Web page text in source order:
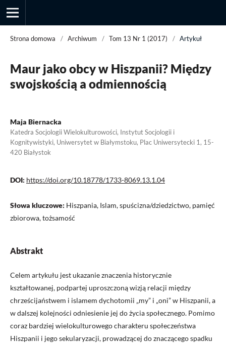
Przegląd Socjologii Jakościowej
Strona domowa / Archiwum / Tom 13 Nr 1 (2017) / Artykuł
Maur jako obcy w Hiszpanii? Między
swojskością a odmiennością
Maja Biernacka
Katedra Socjologii Wielokulturowości, Instytut Socjologii i
Kognitywistyki, Uniwersytet w Białymstoku, Plac Uniwersytecki 1, 15-
420 Białystok
DOI: https://doi.org/10.18778/1733-8069.13.1.04
Słowa kluczowe: Hiszpania, Islam, spuścizna/dziedzictwo, pamięć
zbiorowa, tożsamość
Abstrakt
Celem artykułu jest ukazanie znaczenia historycznie
kształtowanej, podpartej uproszczoną wizją relacji między
chrześcijaństwem i islamem dychotomii „my” i „oni” w Hiszpanii, a
w dalszej kolejności odniesienie jej do życia społecznego. Pomimo
coraz bardziej wielokulturowego charakteru społeczeństwa
Hiszpanii i jego sekularyzacji, prowadzącej do znaczącego spadku